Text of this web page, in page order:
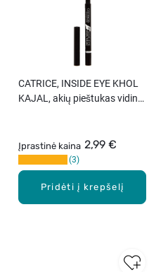
Pridėti į krepšelį
CATRICE, INSIDE EYE KHOL
KAJAL, akių pieštukas vidinei
Įprastinė kaina 2,99 €
3